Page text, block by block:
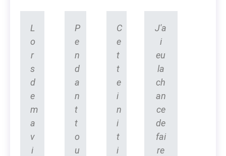
L
o
r
s
d
e
m
a
v
i
P
e
n
d
a
n
t
t
o
u
C
e
t
t
e
i
n
i
t
i
J'a
i
eu
la
ch
an
ce
de
fai
re